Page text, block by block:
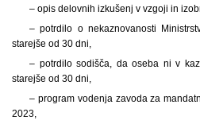
– opis delovnih izkušenj v vzgoji in
– potrdilo o nekaznovanosti
starejše od 30 dni,
– potrdilo sodišča, da oseba ni v
starejše od 30 dni,
– program vodenja zavoda za
2023,